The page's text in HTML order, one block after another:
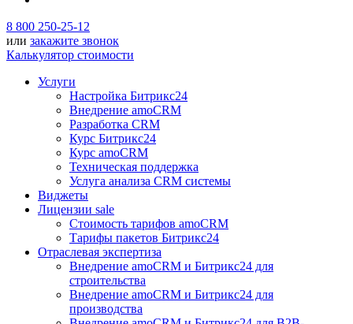
8 800 250-25-12
или закажите звонок
Калькулятор стоимости
Услуги
Настройка Битрикс24
Внедрение amoCRM
Разработка CRM
Курс Битрикс24
Курс amoCRM
Техническая поддержка
Услуга анализа CRM системы
Виджеты
Лицензии sale
Стоимость тарифов amoCRM
Тарифы пакетов Битрикс24
Отраслевая экспертиза
Внедрение amoCRM и Битрикс24 для
строительства
Внедрение amoCRM и Битрикс24 для
производства